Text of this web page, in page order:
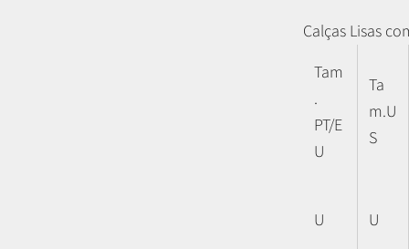
Calças Lisas
Tam
.
PT/E
U
Ta
m.U
S
U U